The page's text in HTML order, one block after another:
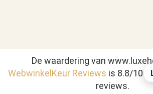
De waardering van
WebwinkelKeur Reviews is 8.8/10
reviews.